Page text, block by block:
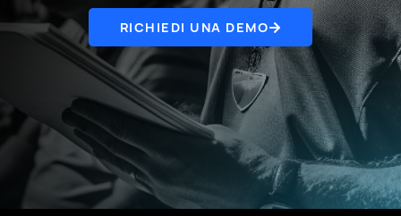
RICHIEDI UNA DEMO